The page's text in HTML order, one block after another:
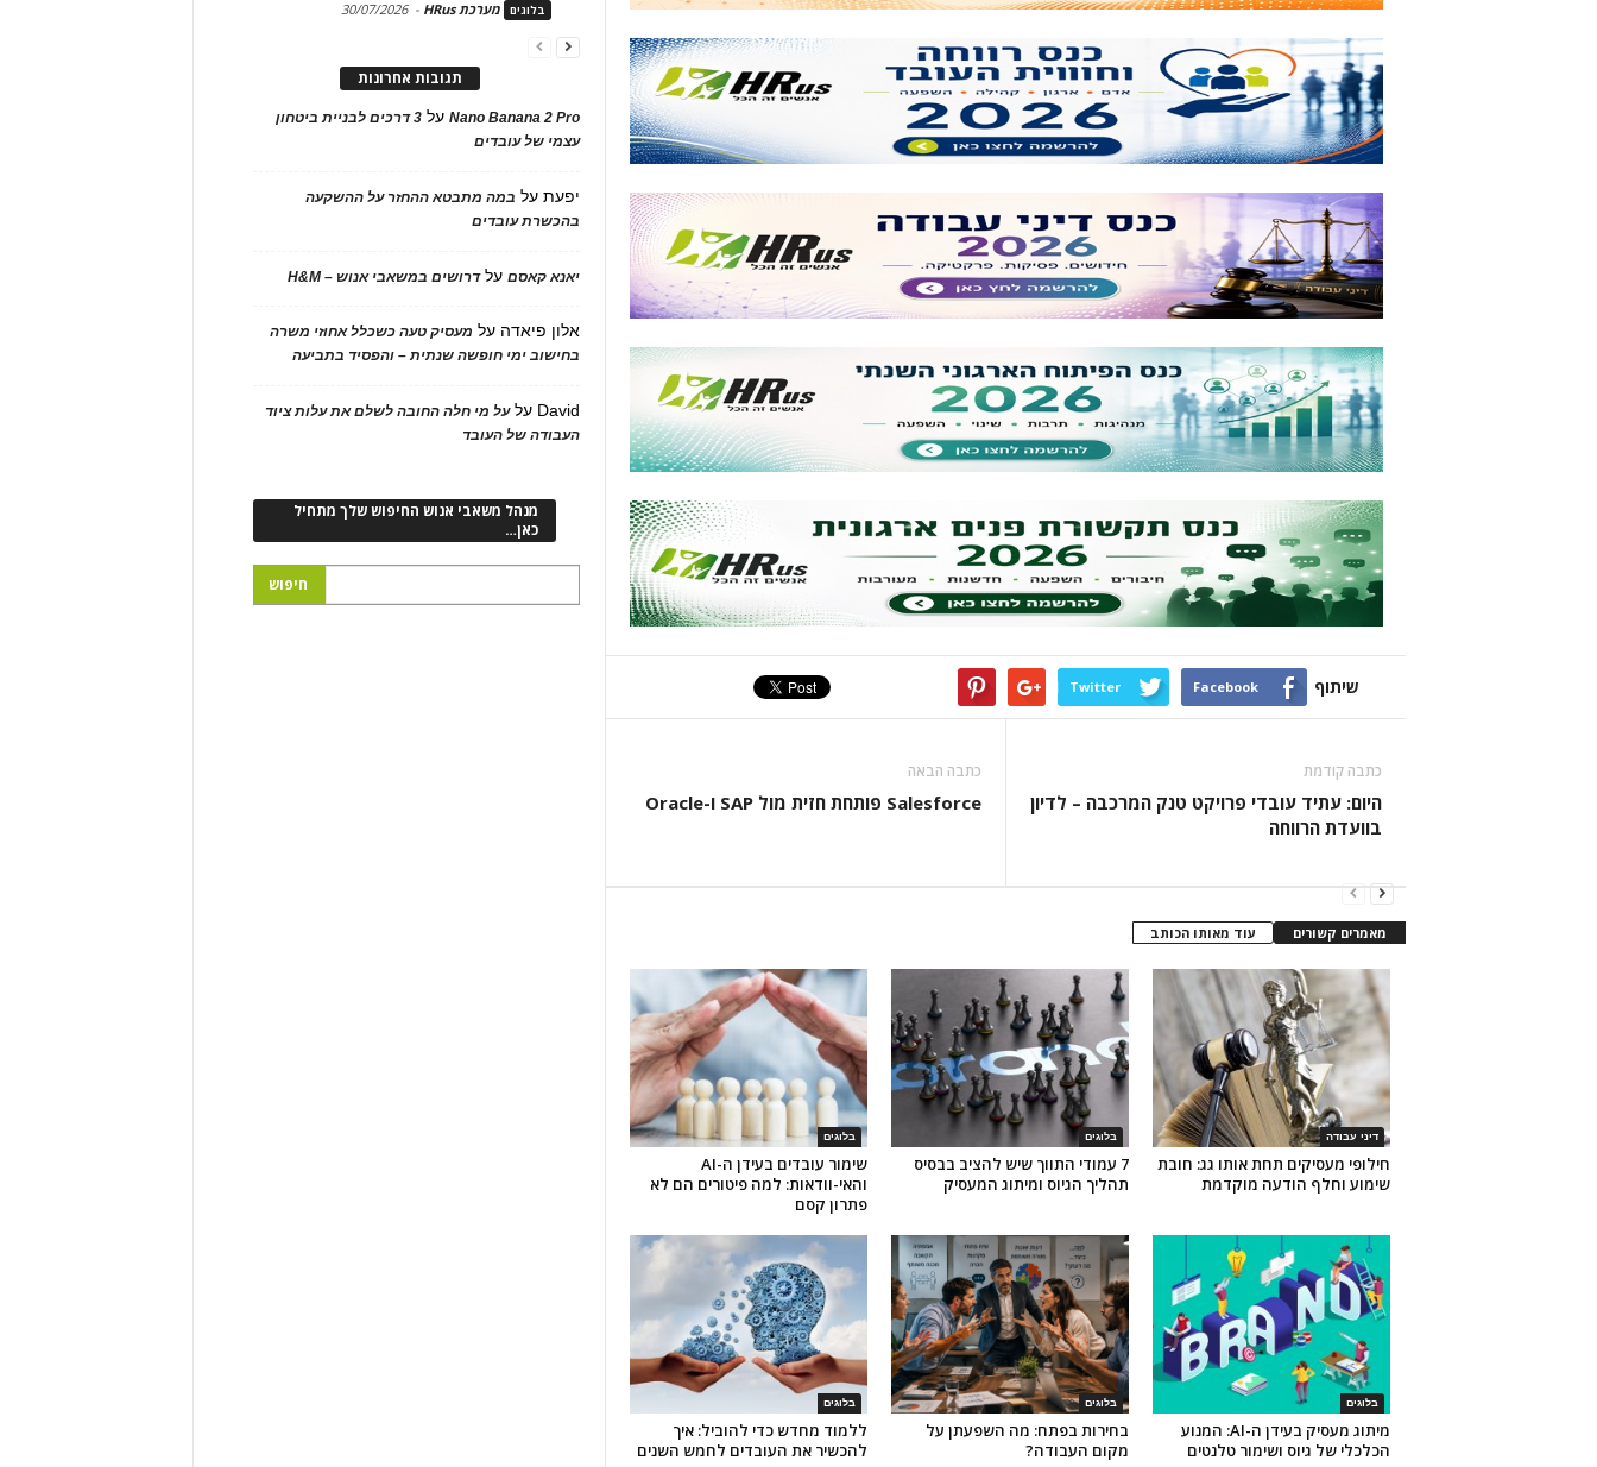
שיתוף Facebook
Twitter
כתבה קודמת
היום: עתיד עובדי פרויקט טנק המרכבה – לדיון
בוועדת הרווחה
כתבה הבאה
Salesforce פותחת חזית מול SAP ו-Oracle
מאמרים קשורים עוד מאותו הכותב
בלוגים
שימור עובדים בעידן ה-AI
והאי-וודאות: למה פיטורים הם לא
פתרון קסם
בלוגים
7 עמודי התווך שיש להציב בבסיס
תהליך הגיוס ומיתוג המעסיק
דיני עבודה
חילופי מעסיקים תחת אותו גג: חובת
שימוע וחלף הודעה מוקדמת
בלוגים
ללמוד מחדש כדי להוביל: איך
להכשיר את העובדים לחמש השנים
בלוגים
בחירות בפתח: מה השפעתן על
מקום העבודה?
בלוגים
מיתוג מעסיק בעידן ה-AI: המנוע
הכלכלי של גיוס ושימור טלנטים
בלוגים מערכת HRus -
30/07/2026
תגובות אחרונות
Nano Banana 2 Proעל 3 דרכים לבניית ביטחון
עצמי של עובדים
יפעתעל במה מתבטא ההחזר על ההשקעה
בהכשרת עובדים
יאנא קאסםעלדרושים במשאבי אנוש – H&M
אלון פיאדה על מעסיק טעה כשכלל אחוזי משרה
בחישוב ימי חופשה שנתית – והפסיד בתביעה
David עלעל מי חלה החובה לשלם את עלות ציוד
העבודה של העובד
מנהל משאבי אנוש החיפוש שלך מתחיל
כאן…